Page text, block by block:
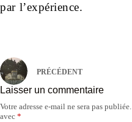
par l’expérience.
PRÉCÉDENT
Laisser un commentaire
Votre adresse e-mail ne sera pas publiée.
avec *